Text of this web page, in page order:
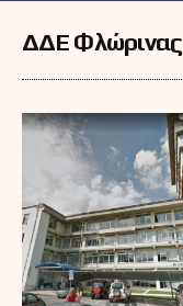
ΔΔΕ Φλώρινας